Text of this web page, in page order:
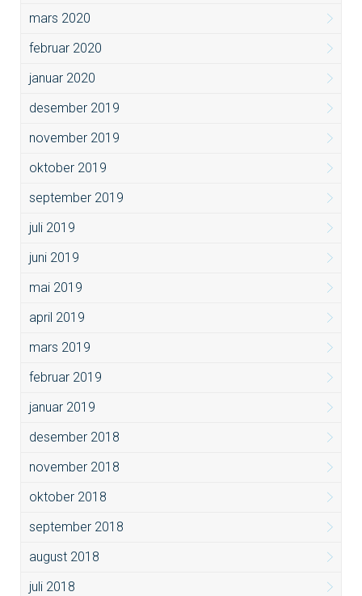
mars 2020
februar 2020
januar 2020
desember 2019
november 2019
oktober 2019
september 2019
juli 2019
juni 2019
mai 2019
april 2019
mars 2019
februar 2019
januar 2019
desember 2018
november 2018
oktober 2018
september 2018
august 2018
juli 2018